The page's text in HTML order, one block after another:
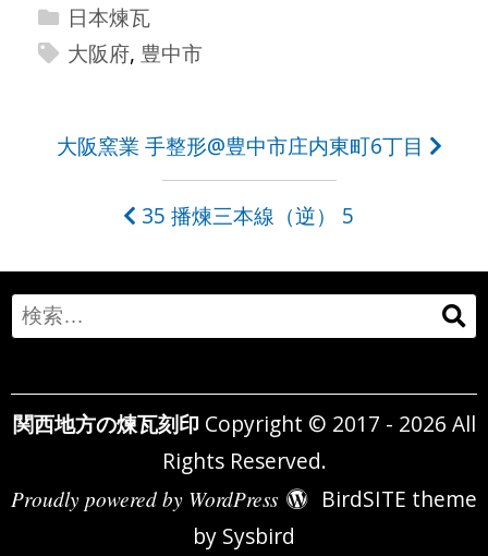
日本煉瓦
大阪府, 豊中市
ビ
ゲ
ー
シ
ョ
大阪窯業 手整形@豊中市庄内東町6丁目
35 播煉三本線（逆） 5
Search
for:
関西地方の煉瓦刻印 Copyright © 2017 - 2026 All
Rights Reserved.
Proudly powered by WordPress
BirdSITE theme
by Sysbird